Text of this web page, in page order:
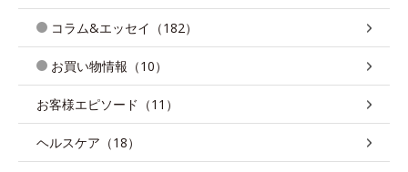
コラム&エッセイ（182）
お買い物情報（10）
お客様エピソード（11）
ヘルスケア（18）